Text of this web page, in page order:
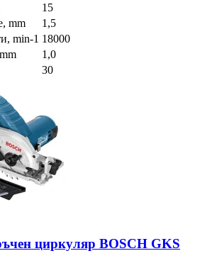
15
mm
1,5
min-1 18000
1,0
30
циркуляр BOSCH GKS